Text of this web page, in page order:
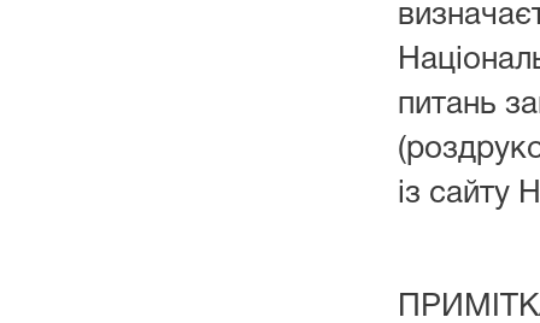
питань
із сайту